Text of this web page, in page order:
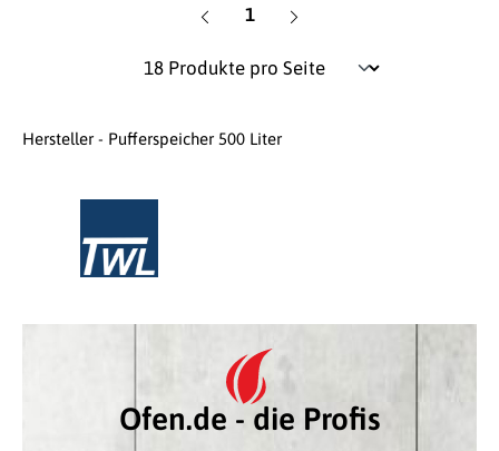
Seite
1
Hersteller - Pufferspeicher 500 Liter
Ofen.de - die Profis